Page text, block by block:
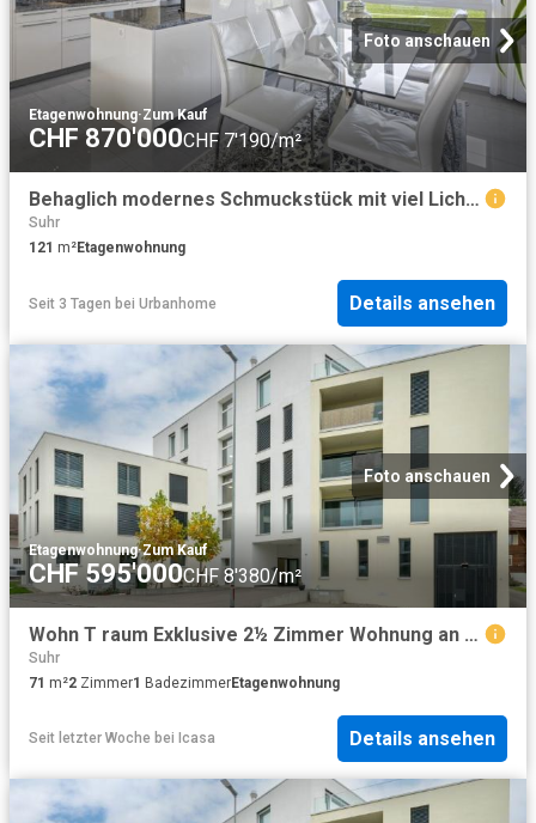
Foto anschauen
Etagenwohnung·Zum Kauf
CHF 870'000CHF 7'190/m²
Behaglich modernes Schmuckstück mit viel Licht an zentraler Lage
Suhr
121 m²Etagenwohnung
Seit 3 Tagen bei Urbanhome Details ansehen
Foto anschauen
Etagenwohnung·Zum Kauf
CHF 595'000CHF 8'380/m²
Wohn T raum Exklusive 2½ Zimmer Wohnung an bester Lage in Oftringen!
Suhr
71 m²2 Zimmer1 BadezimmerEtagenwohnung
Seit letzter Woche bei Icasa Details ansehen